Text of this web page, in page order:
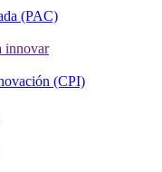
(PAC)
innovar
(CPI)